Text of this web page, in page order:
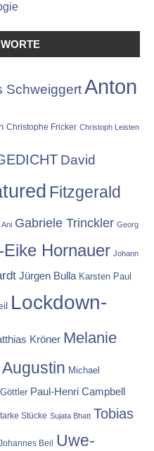
SchweiggertAnton
Christophe Fricker Christoph Leisten
David
Fitzgerald
Ani Gabriele Trinckler Georg
Eike Hornauer Johann
Jürgen Bulla Karsten Paul
Lockdown-
Kröner Melanie
Michael
Paul-Henri Campbell
Stücke Sujata Bhatt Tobias
Beil Uwe-